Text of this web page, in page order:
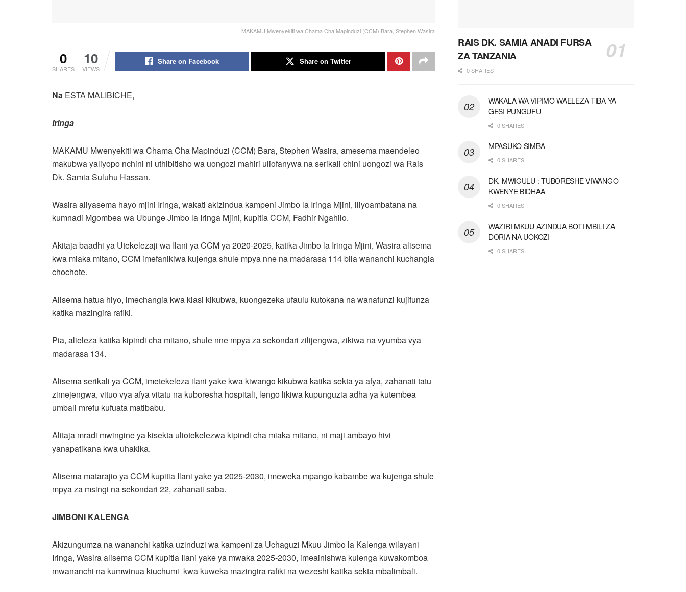
MAKAMU Mwenyekiti wa Chama Cha Mapinduzi (CCM) Bara, Stephen Wasira
0
SHARES
10
VIEWS
Share on Facebook Share on Twitter
Na ESTA MALIBICHE,
Iringa
MAKAMU Mwenyekiti wa Chama Cha Mapinduzi (CCM) Bara, Stephen Wasira, amesema maendeleo
makubwa yaliyopo nchini ni uthibitisho wa uongozi mahiri uliofanywa na serikali chini uongozi wa Rais
Dk. Samia Suluhu Hassan.
Wasira aliyasema hayo mjini Iringa, wakati akizindua kampeni Jimbo la Iringa Mjini, iliyoambatana na
kumnadi Mgombea wa Ubunge Jimbo la Iringa Mjini, kupitia CCM, Fadhir Ngahilo.
Akitaja baadhi ya Utekelezaji wa Ilani ya CCM ya 2020-2025, katika Jimbo la Iringa Mjini, Wasira alisema
kwa miaka mitano, CCM imefanikiwa kujenga shule mpya nne na madarasa 114 bila wananchi kuchangia
chochote.
Alisema hatua hiyo, imechangia kwa kiasi kikubwa, kuongezeka ufaulu kutokana na wanafunzi kujifunza
katika mazingira rafiki.
Pia, alieleza katika kipindi cha mitano, shule nne mpya za sekondari zilijengwa, zikiwa na vyumba vya
madarasa 134.
Alisema serikali ya CCM, imetekeleza ilani yake kwa kiwango kikubwa katika sekta ya afya, zahanati tatu
zimejengwa, vituo vya afya vitatu na kuboresha hospitali, lengo likiwa kupunguzia adha ya kutembea
umbali mrefu kufuata matibabu.
Alitaja mradi mwingine ya kisekta uliotekelezwa kipindi cha miaka mitano, ni maji ambayo hivi
yanapatikana kwa uhakika.
Alisema matarajio ya CCM kupitia Ilani yake ya 2025-2030, imeweka mpango kabambe wa kujenga shule
mpya za msingi na sekondari 22, zahanati saba.
JIMBONI KALENGA
Akizungumza na wananchi katika uzinduzi wa kampeni za Uchaguzi Mkuu Jimbo la Kalenga wilayani
Iringa, Wasira alisema CCM kupitia Ilani yake ya mwaka 2025-2030, imeainishwa kulenga kuwakomboa
mwananchi na kumwinua kiuchumi kwa kuweka mazingira rafiki na wezeshi katika sekta mbalimbali.
RAIS DK. SAMIA ANADI FURSA
ZA TANZANIA
0 SHARES
WAKALA WA VIPIMO WAELEZA TIBA YA
GESI PUNGUFU
0 SHARES
MPASUKO SIMBA
0 SHARES
DK. MWIGULU : TUBORESHE VIWANGO
KWENYE BIDHAA
0 SHARES
WAZIRI MKUU AZINDUA BOTI MBILI ZA
DORIA NA UOKOZI
0 SHARES